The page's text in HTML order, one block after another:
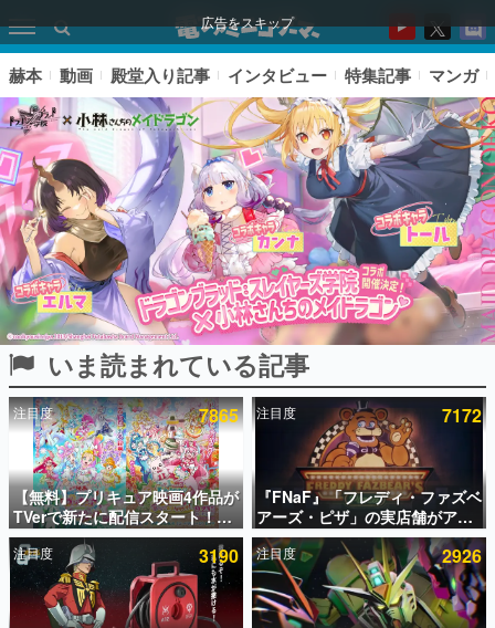
広告をスキップ
ピックアップ
電ファミのいま読まれている記事ランキング
アプリセール情報
インタビュー
連載・特集一覧
殿堂入り記事
赫本 動画 殿堂入り記事 インタビュー 特集記事 マンガ
いま読まれている記事
注目度 7865
【無料】プリキュア映画4作品が
TVerで新たに配信スタート！な
んと2018年～2024年の映画ほぼ
すべてが見放題に、ぶっちゃけ
ありえないラインナップ
注目度 7172
『FNaF』「フレディ・ファズベ
アーズ・ピザ」の実店舗がアメ
リカの商業施設「American
Dream」に2027年オープン！
ScottGamesとの共同開発、食
事だけでなくステージショーや
没入型のホラー体験も楽しめる
注目度 3190 注目度 2926